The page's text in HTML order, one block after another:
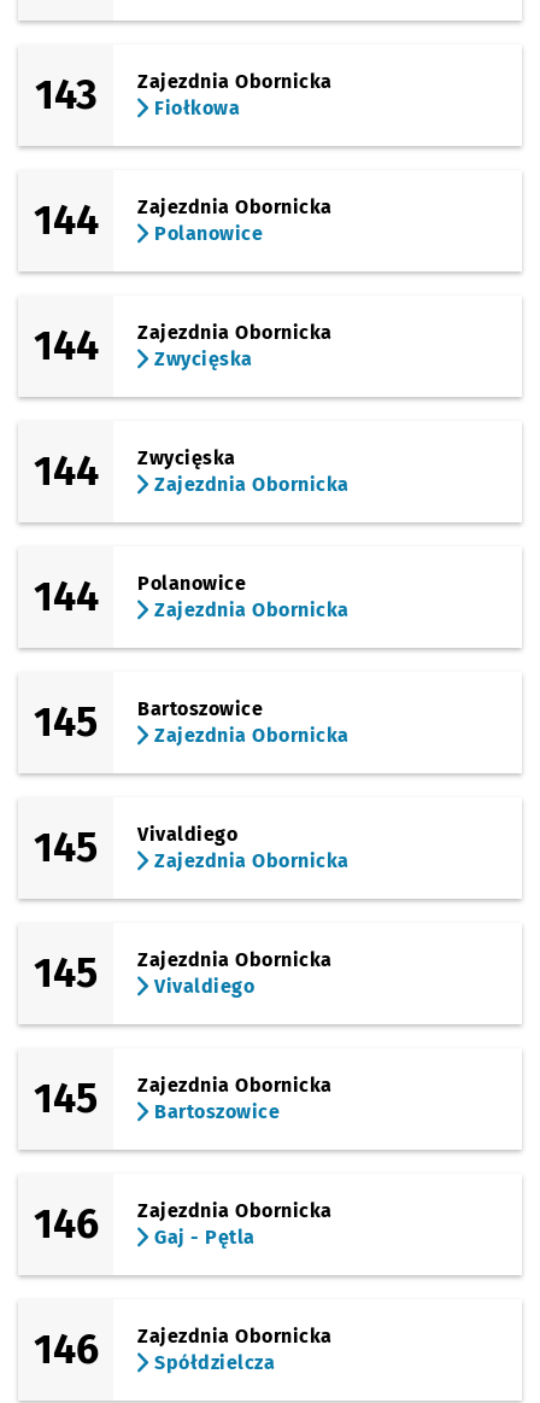
143
Zajezdnia Obornicka
Fiołkowa
144
Zajezdnia Obornicka
Polanowice
144
Zajezdnia Obornicka
Zwycięska
144
Zwycięska
Zajezdnia Obornicka
144
Polanowice
Zajezdnia Obornicka
145
Bartoszowice
Zajezdnia Obornicka
145
Vivaldiego
Zajezdnia Obornicka
145
Zajezdnia Obornicka
Vivaldiego
145
Zajezdnia Obornicka
Bartoszowice
146
Zajezdnia Obornicka
Gaj - Pętla
146
Zajezdnia Obornicka
Spółdzielcza